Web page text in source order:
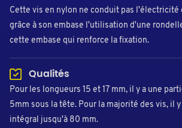
Cette vis en nylon ne conduit pas
grâce à son embase l'utilisation d'une
cette embase qui renforce la fixation.
Qualités
Pour les longueurs 15 et 17 mm, il y a une
5mm sous la tête. Pour la majorité des vis, il
intégral jusqu'à 80 mm.